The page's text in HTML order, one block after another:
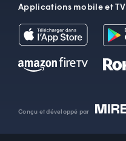
Applications mobile et TV
Conçu et développé par